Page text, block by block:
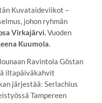
Kuvataideviikot –
johon ryhmän
Virkajärvi.Vuoden
Kuumola.
Ravintola Göstan
iltapäiväkahvit
järjestää: Serlachius
Tampereen